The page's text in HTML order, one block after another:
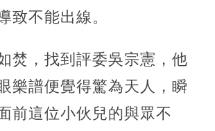
致不能出線。
焚，找到評委吳宗憲，他
樂譜便覺得驚為天人，瞬
前這位小伙兒的與眾不